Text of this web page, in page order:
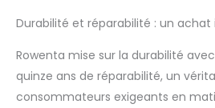
vapeur
élimine
et
Durabilité et réparabilité : un achat
Rowenta mise sur la durabilité
quinze ans de réparabilité, un
consommateurs exigeants en